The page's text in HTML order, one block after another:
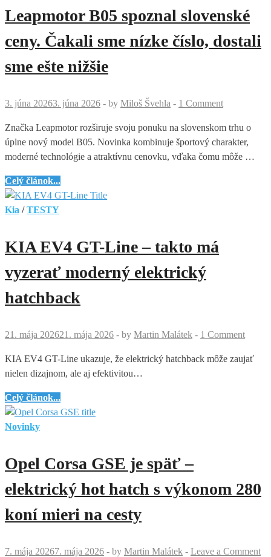
Leapmotor B05 spoznal slovenské
ceny. Čakali sme nízke číslo, dostali
sme ešte nižšie
3. júna 20263. júna 2026 - by Miloš Švehla - 1 Comment
Značka Leapmotor rozširuje svoju ponuku na slovenskom trhu o
úplne nový model B05. Novinka kombinuje športový charakter,
moderné technológie a atraktívnu cenovku, vďaka čomu môže …
Leapmotor
B05
spoznal
Čakali
nízke
číslo,
ešte
nižšie
Celý článok...
Kia /TESTY
KIA EV4 GT-Line – takto má
vyzerať moderný elektrický
hatchback
21. mája 202621. mája 2026 - by Martin Malátek - 1 Comment
KIA EV4 GT-Line ukazuje, že elektrický hatchback môže zaujať
nielen dizajnom, ale aj efektivitou…
KIA
EV4
GT-
takto
má
vyzerať
moderný
Celý článok...
Novinky
Opel Corsa GSE je späť –
elektrický hot hatch s výkonom 280
koní mieri na cesty
7. mája 20267. mája 2026 - by Martin Malátek - Leave a Comment